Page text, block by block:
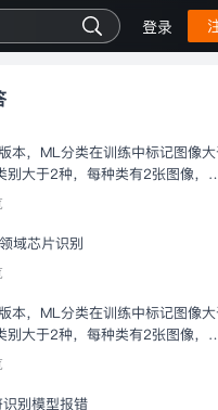
登录
本，ML分类在训练中标记图像
别大于2种，每种类有2张图像，
条件有误
域芯片识别
本，ML分类在训练中标记图像
别大于2种，每种类有2张图像，
条件有误
别模型报错